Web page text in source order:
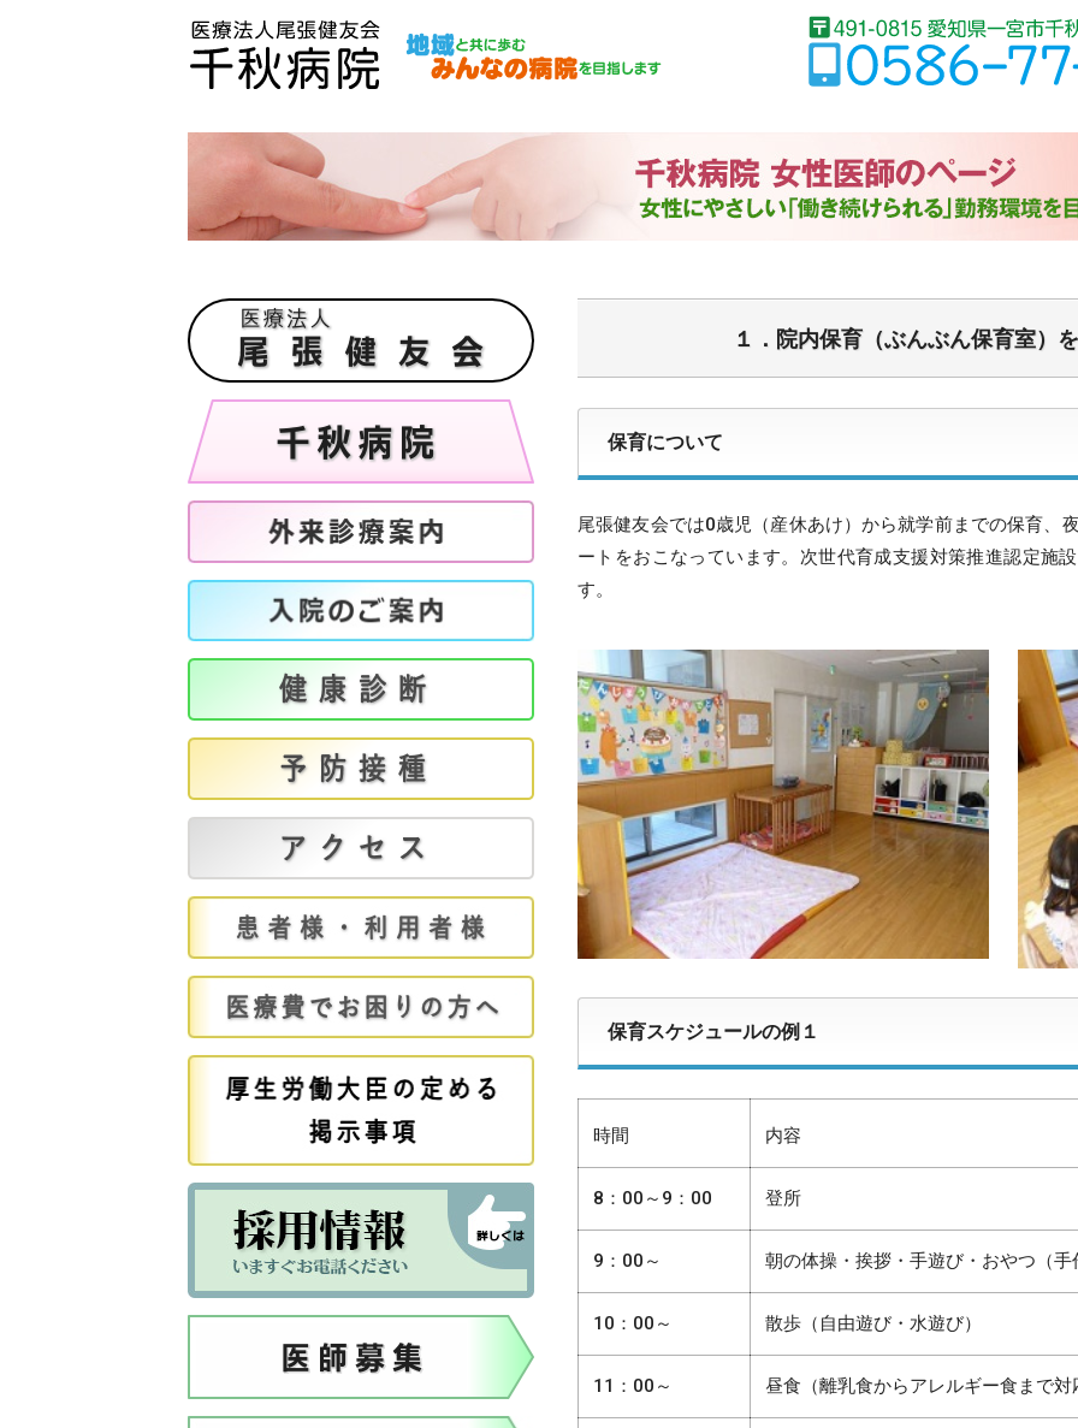
１．院内保育（ぶんぶん保育室）
保育について
尾張健友会では0歳児（産休あけ）から就学前までの保育、
ートをおこなっています。次世代育成支援対策推進認定施
す。
保育スケジュールの例１
時間 内容
8：00～9：00 登所
9：00～ 朝の体操・挨拶・手遊び・おやつ（手
10：00～ 散歩（自由遊び・水遊び）
11：00～ 昼食（離乳食からアレルギー食まで対